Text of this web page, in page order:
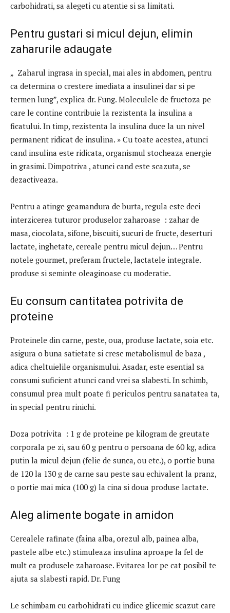
carbohidrati, sa alegeti cu atentie si sa limitati.
Pentru gustari si micul dejun, elimin
zaharurile adaugate
„ Zaharul ingrasa in special, mai ales in abdomen, pentru
ca determina o crestere imediata a insulinei dar si pe
termen lung”, explica dr. Fung. Moleculele de fructoza pe
care le contine contribuie la rezistenta la insulina a
ficatului. In timp, rezistenta la insulina duce la un nivel
permanent ridicat de insulina. » Cu toate acestea, atunci
cand insulina este ridicata, organismul stocheaza energie
in grasimi. Dimpotriva , atunci cand este scazuta, se
dezactiveaza.
Pentru a atinge geamandura de burta, regula este deci
interzicerea tuturor produselor zaharoase : zahar de
masa, ciocolata, sifone, biscuiti, sucuri de fructe, deserturi
lactate, inghetate, cereale pentru micul dejun… Pentru
notele gourmet, preferam fructele, lactatele integrale.
produse si seminte oleaginoase cu moderatie.
Eu consum cantitatea potrivita de
proteine
Proteinele din carne, peste, oua, produse lactate, soia etc.
asigura o buna satietate si cresc metabolismul de baza ,
adica cheltuielile organismului. Asadar, este esential sa
consumi suficient atunci cand vrei sa slabesti. In schimb,
consumul prea mult poate fi periculos pentru sanatatea ta,
in special pentru rinichi.
Doza potrivita : 1 g de proteine ​​pe kilogram de greutate
corporala pe zi, sau 60 g pentru o persoana de 60 kg, adica
putin la micul dejun (felie de sunca, ou etc.), o portie buna
de 120 la 130 g de carne sau peste sau echivalent la pranz,
o portie mai mica (100 g) la cina si doua produse lactate.
Aleg alimente bogate in amidon
Cerealele rafinate (faina alba, orezul alb, painea alba,
pastele albe etc.) stimuleaza insulina aproape la fel de
mult ca produsele zaharoase. Evitarea lor pe cat posibil te
ajuta sa slabesti rapid. Dr. Fung
Le schimbam cu carbohidrati cu indice glicemic scazut care